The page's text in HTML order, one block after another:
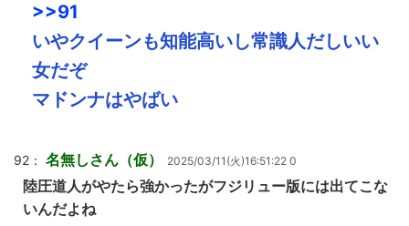
>>91
いやクイーンも知能高いし常識人だしいい
女だぞ
マドンナはやばい
92： 名無しさん（仮） 2025/03/11(火)16:51:22 0
陸圧道人がやたら強かったがフジリュー版には出てこな
いんだよね